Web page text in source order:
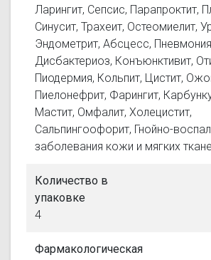
Ларингит, Сепсис, Парапроктит,
Синусит, Трахеит, Остеомиелит,
Эндометрит, Абсцесс,
Дисбактериоз, Конъюнктивит,
Пиодермия, Кольпит, Цистит,
Пиелонефрит, Фарингит,
Мастит, Омфалит, Холецистит,
Сальпингоофорит, Гнойно-
заболевания кожи и мягких
Количество в
упаковке
4
Фармакологическая